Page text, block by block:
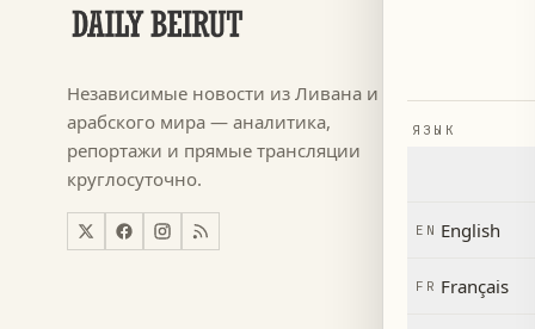
Независимые новости из Ливана и
арабского мира — аналитика,
репортажи и прямые трансляции
круглосуточно.
٢٠٢٦
→
Мир
ЯЗЫК
EN English
FR Français